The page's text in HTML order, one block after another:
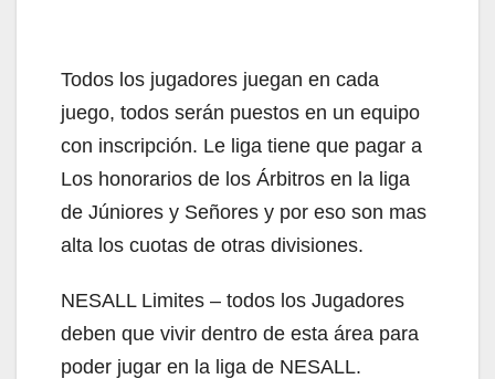
Todos los jugadores juegan en cada
juego, todos serán puestos en un equipo
con inscripción. Le liga tiene que pagar a
Los honorarios de los Árbitros en la liga
de Júniores y Señores y por eso son mas
alta los cuotas de otras divisiones.
NESALL Limites – todos los Jugadores
deben que vivir dentro de esta área para
poder jugar en la liga de NESALL.